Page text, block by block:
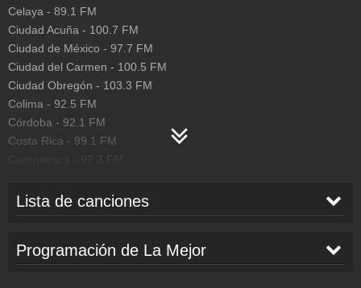
Tehuacán - 128 Kbps
Tepic - 128 Kbps
Tijuana - 48 Kbps
Torreón - 48 Kbps
Tuxtepec - 48 Kbps
Veracruz - 48 Kbps
Celaya - 89.1 FM
Ciudad Acuña - 100.7 FM
Ciudad de México - 97.7 FM
Ciudad del Carmen - 100.5 FM
Ciudad Obregón - 103.3 FM
Colima - 92.5 FM
Córdoba - 92.1 FM
Costa Rica - 99.1 FM
Durango -103.7 FM
Ecuador-103.9 FM
Felipe Carrillo Puerto -95.1 FM
Lista de canciones
Programación de La Mejor